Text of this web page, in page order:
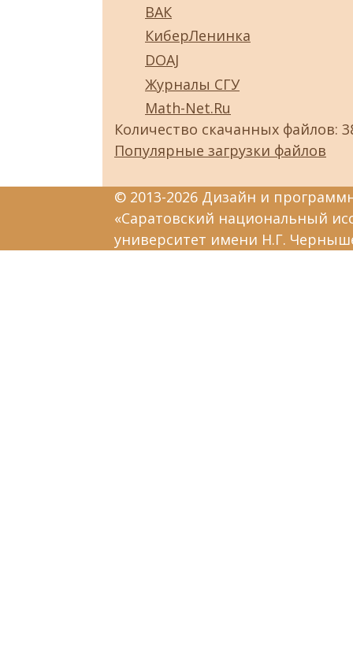
ВАК
КиберЛенинка
DOAJ
Журналы СГУ
Math-Net.Ru
Количество скачанных файлов:
Популярные загрузки файлов
© 2013-2026 Дизайн и
«Саратовский национальный
университет имени Н.Г.